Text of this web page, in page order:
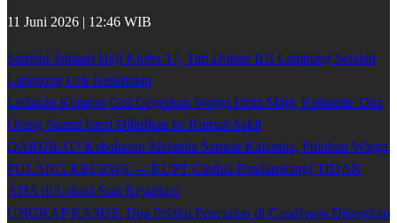
11 Juni 2026 | 12:46 WIB
Sambut Jamaah Haji Kloter 17, Tim Dokter IDI Lampung Selatan
Langsung Cek Kesehatan
Ledakan Kompor Gas Gegerkan Warga Desa Maja, Kalianda: Dua
Orang Suami Isteri Dilarikan ke Rumah Sakit
DARURAT! Kebakaran Melanda Samsat Kalianda, Puluhan Warga
PULANG KECEWA — KUPT Cinthia Pandanwangi TIDAK
ADA di Lokasi Saat Kejadian!
UNGKAP KASUS: Dua Pelaku Pencurian di Candipuro Ditangkap